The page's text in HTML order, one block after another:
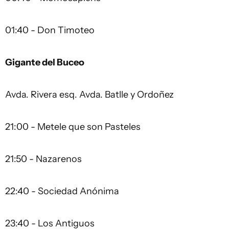
01:40 - Don Timoteo
Gigante del Buceo
Avda. Rivera esq. Avda. Batlle y Ordoñez
21:00 - Metele que son Pasteles
21:50 - Nazarenos
22:40 - Sociedad Anónima
23:40 - Los Antiguos